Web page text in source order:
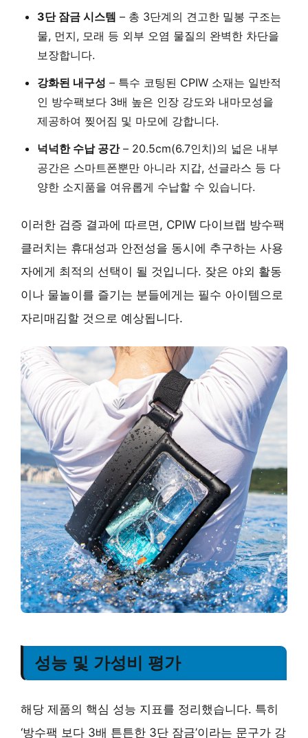
3단 잠금 시스템 – 총 3단계의 견고한 밀봉 구조는
물, 먼지, 모래 등 외부 오염 물질의 완벽한 차단을
보장합니다.
강화된 내구성 – 특수 코팅된 CPIW 소재는 일반적
인 방수팩보다 3배 높은 인장 강도와 내마모성을
제공하여 찢어짐 및 마모에 강합니다.
넉넉한 수납 공간– 20.5cm(6.7인치)의 넓은 내부
공간은 스마트폰뿐만 아니라 지갑, 선글라스 등 다
양한 소지품을 여유롭게 수납할 수 있습니다.
이러한 검증 결과에 따르면, CPIW 다이브랩 방수팩
클러치는 휴대성과 안전성을 동시에 추구하는 사용
자에게 최적의 선택이 될 것입니다. 잦은 야외 활동
이나 물놀이를 즐기는 분들에게는 필수 아이템으로
자리매김할 것으로 예상됩니다.
성능 및 가성비 평가
해당 제품의 핵심 성능 지표를 정리했습니다. 특히
‘방수팩 보다 3배 튼튼한 3단 잠금’이라는 문구가 강